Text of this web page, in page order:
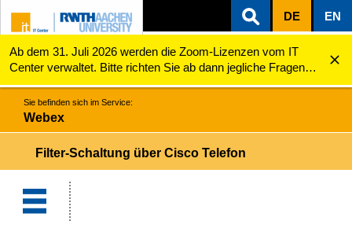
ZUM INHALTSBEREICH
ZUR HAUPTNAVIGATION
ZUR SUCHE
DE EN
Ab dem 31. Juli 2026 werden die Zoom-Lizenzen vom IT
Center verwaltet. Bitte richten Sie ab dann jegliche Fragen
zu den Zoom-Lizenzen (z.B. Probleme mit dem Login) an
servicedesk@itc.rwth-aachen.de.
Webex Filter-Schaltungen über das Cisco-Telefon
Sie befinden sich im Service:
Webex
Filter-Schaltung über Cisco Telefon